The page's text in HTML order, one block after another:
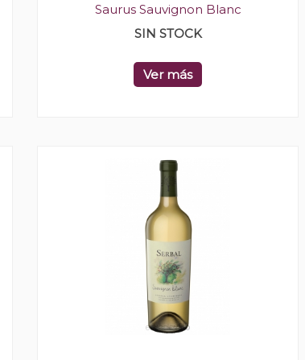
Saurus Sauvignon Blanc
SIN STOCK
Ver más